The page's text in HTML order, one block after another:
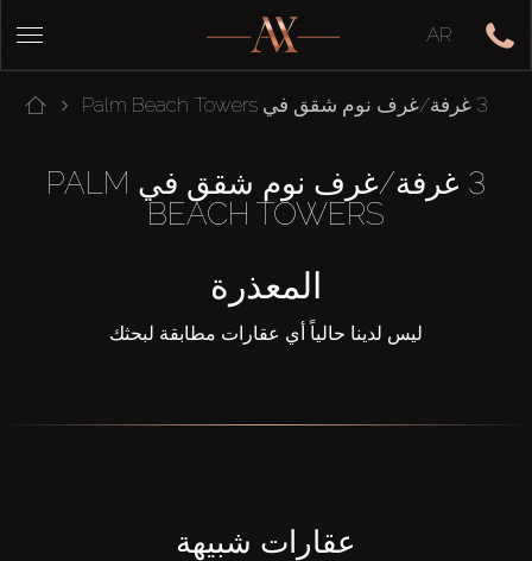
AR
3 غرفة/غرف نوم شقق في Palm Beach Towers
3 غرفة/غرف نوم شقق في PALM
BEACH TOWERS
المعذرة
ليس لدينا حالياً أي عقارات مطابقة لبحثك
عقارات شبيهة